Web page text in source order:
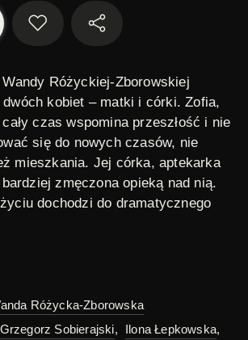
Wandy Różyckiej-Zborowskiej
kobiet – matki i córki.Zofia,
czas wspomina przeszłość i nie
się do nowych czasów, nie
mieszkania. Jej córka, aptekarka
zmęczona opieką nad nią.
dochodzi do dramatycznego
Różycka-Zborowska
Grzegorz Sobierajski, Ilona Łepkowska,